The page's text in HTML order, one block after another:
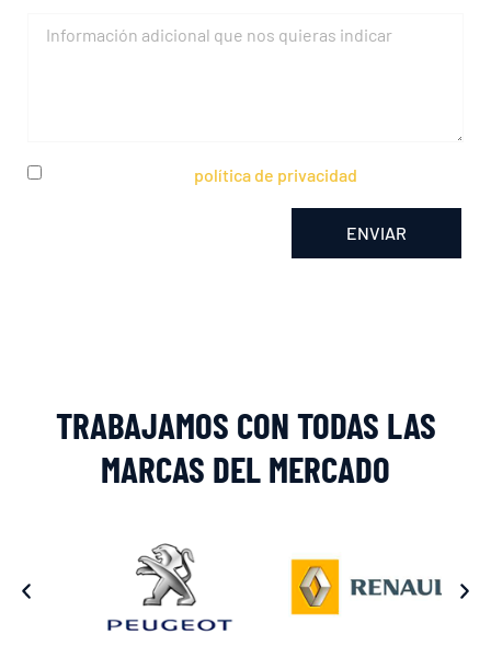
política de privacidad
ENVIAR
TRABAJAMOS CON TODAS LAS
MARCAS DEL MERCADO